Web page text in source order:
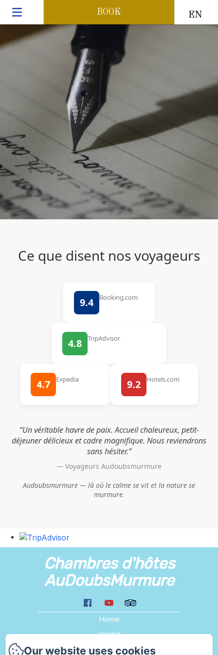
BOOK EN
Ce que disent nos voyageurs
9.4 Booking.com
4.8 TripAdvisor
4.7 Expedia 9.2 Hotels.com
“Un véritable havre de paix. Accueil chaleureux, petit-
déjeuner délicieux et cadre magnifique. Nous reviendrons
sans hésiter.”
— Voyageurs Audoubsmurmure
Audoubsmurmure — là où le calme se vit et la nature se
murmure.
Chambres d'hôtes
AuDoubsMurmure
Home
around
Liens
Our website uses cookies